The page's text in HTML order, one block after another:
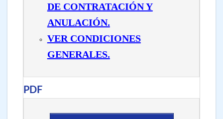
DE CONTRATACIÓN Y
ANULACIÓN.
VER CONDICIONES
GENERALES.
PDF